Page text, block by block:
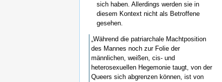
sich haben. Allerdings werden sie in
diesem Kontext nicht als Betroffene
gesehen.
„Während die patriarchale Machtposition
des Mannes noch zur Folie der
männlichen, weißen, cis- und
heterosexuellen Hegemonie taugt, von der
Queers sich abgrenzen können, ist von